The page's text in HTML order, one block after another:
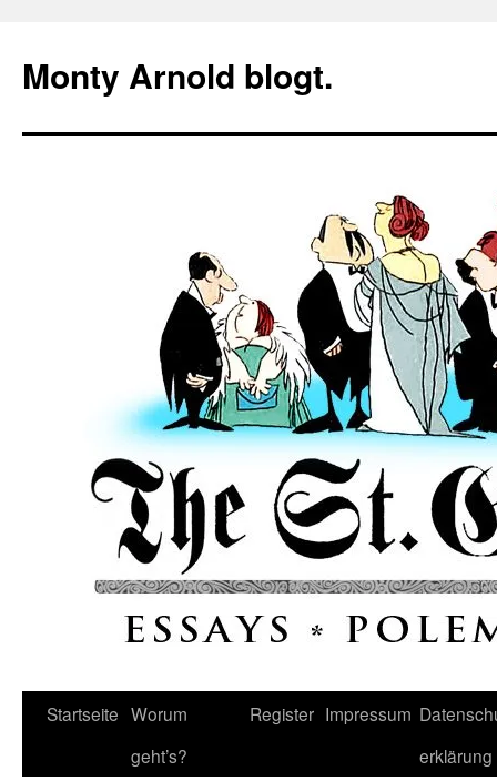
springen
Monty Arnold blogt.
Startseite Worum
geht’s?
Register Impressum
erklärung